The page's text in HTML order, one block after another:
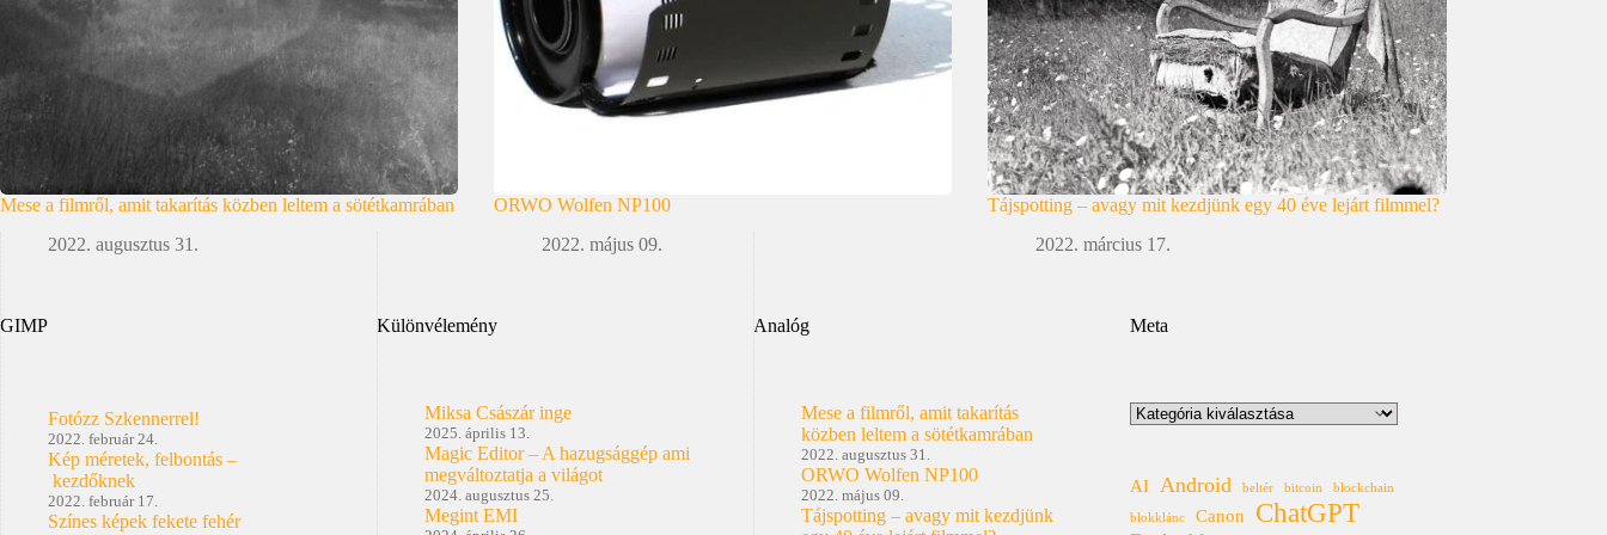
Mese a filmről, amit takarítás közben leltem a sötétkamrában
2022. augusztus 31.
ORWO Wolfen NP100
2022. május 09.
Tájspotting – avagy mit kezdjünk egy 40 éve lejárt filmmel?
2022. március 17.
GIMP
Fotózz Szkennerrel!
2022. február 24.
Kép méretek, felbontás –
kezdőknek
2022. február 17.
Színes képek fekete fehér
Különvélemény
Miksa Császár inge
2025. április 13.
Magic Editor – A hazugsággép ami
megváltoztatja a világot
2024. augusztus 25.
Megint EMI
Analóg
Mese a filmről, amit takarítás
közben leltem a sötétkamrában
2022. augusztus 31.
ORWO Wolfen NP100
2022. május 09.
Tájspotting – avagy mit kezdjünk
Meta
Kategóriák
AI Android beltér bitcoin blockchain
blokklánc Canon ChatGPT